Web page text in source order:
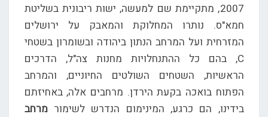
2007, מתקיימת שם למעשה, ישות ריבונית בשליטת
חמא"ס. נותרו המחלוקת והמאבק על ירושלים
המזרחית ועל המרחב הנתון ביהודה ובשומרון בשטחי
C, בהם כל ההתנחלויות מחנות צה"ל, הדרכים
הראשיות, השטחים השולטים החיוניים, והמרחב
הפתוח בואכה בקעת הירדן. מרחבים אלה, באחיזתם
בידינו, הם כרגע, המינימום הנדרש לשימור מרחב